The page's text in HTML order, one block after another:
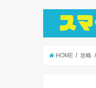
HOME 攻略